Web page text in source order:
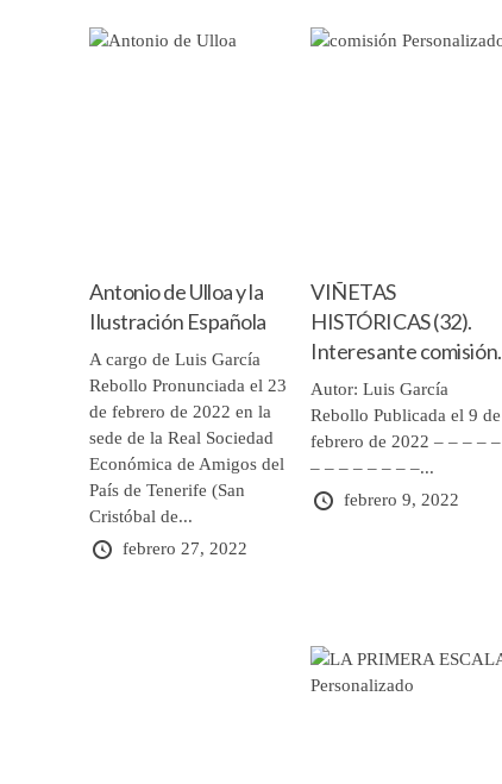
Antonio de Ulloa y la
Ilustración Española
A cargo de Luis García
Rebollo Pronunciada el 23
de febrero de 2022 en la
sede de la Real Sociedad
Económica de Amigos del
País de Tenerife (San
Cristóbal de...
febrero 27, 2022
VIÑETAS
HISTÓRICAS (32).
Interesante comisión.
Autor: Luis García
Rebollo Publicada el 9 de
febrero de 2022 – – – – –
– – – – – – – –...
febrero 9, 2022